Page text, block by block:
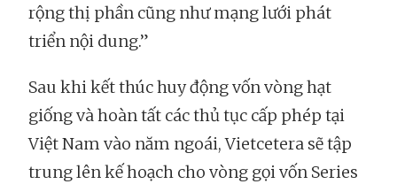
rộng thị phần cũng như mạng lưới phát
triển nội dung.”
Sau khi kết thúc huy động vốn vòng hạt
giống và hoàn tất các thủ tục cấp phép tại
Việt Nam vào năm ngoái, Vietcetera sẽ tập
trung lên kế hoạch cho vòng gọi vốn Series